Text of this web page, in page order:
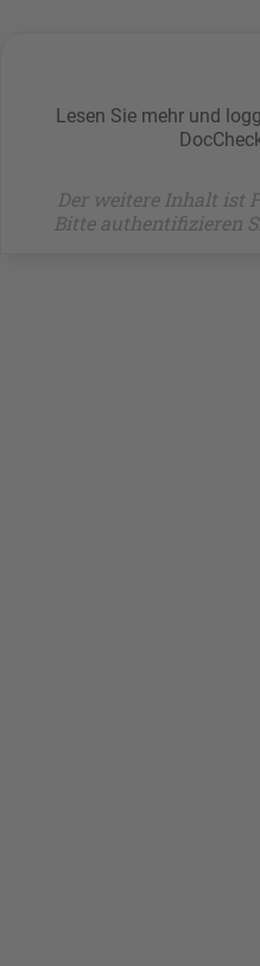
Lesen Sie mehr und
Der weitere Inhalt ist
Bitte authentifizieren